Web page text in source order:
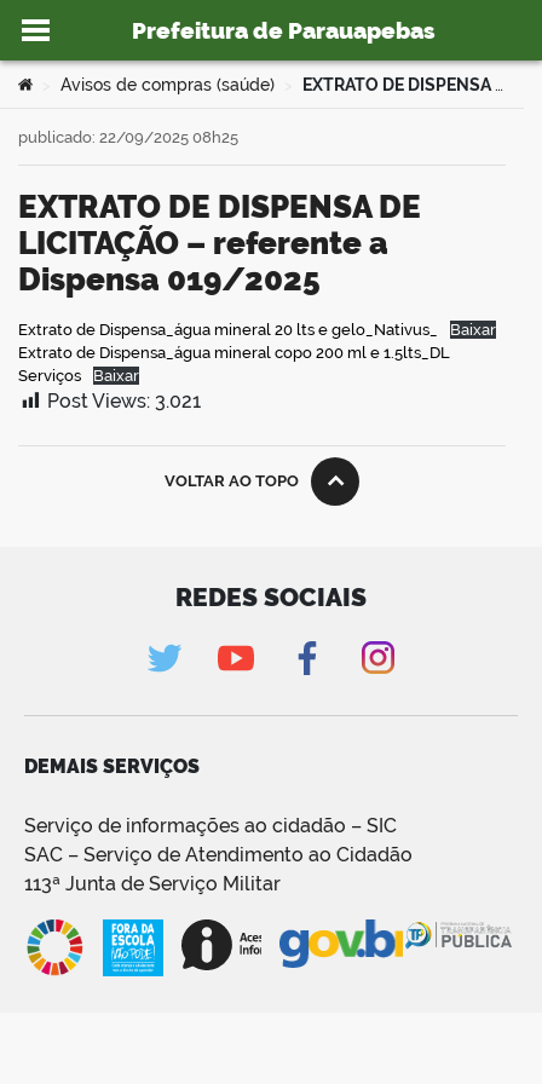
Ir para o conteúdo
Prefeitura de Parauapebas
portal
Você está aqui:
Avisos de compras (saúde) EXTRATO DE DISPENSA DE LICITAÇÃO – referente a Dispensa 019/2025
EXTRATO DE DISPENSA DE
LICITAÇÃO – referente a
Dispensa 019/2025
publicado: 22/09/2025 08h25
Extrato de Dispensa_água mineral 20 lts e gelo_Nativus_
Baixar
Extrato de Dispensa_água mineral copo 200 ml e 1.5lts_DL
Serviços
Baixar
Post Views: 3.021
VOLTAR AO TOPO
REDES SOCIAIS
DEMAIS SERVIÇOS
Serviço de informações ao cidadão – SIC
SAC – Serviço de Atendimento ao Cidadão
113ª Junta de Serviço Militar